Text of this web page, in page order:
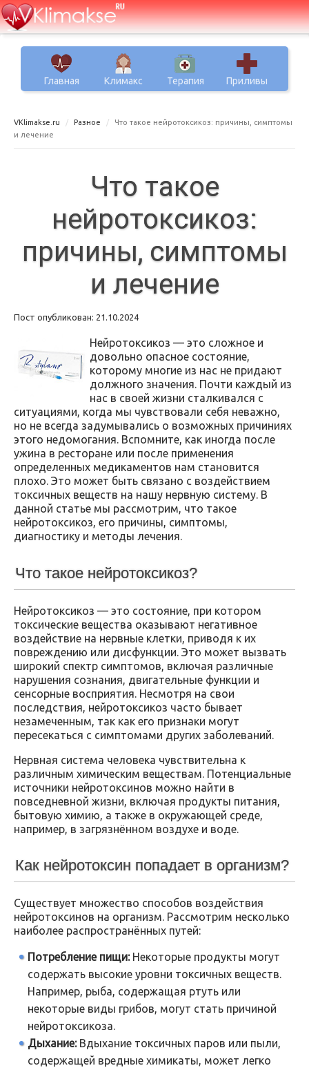
Главная Климакс Терапия Приливы
VKlimakse.ru Разное
Что такое нейротоксикоз: причины, симптомы
и лечение
Что такое
нейротоксикоз:
причины, симптомы
и лечение
Пост опубликован: 21.10.2024
Нейротоксикоз — это сложное и
довольно опасное состояние,
которому многие из нас не придают
должного значения. Почти каждый из
нас в своей жизни сталкивался с
ситуациями, когда мы чувствовали себя неважно,
но не всегда задумывались о возможных причиниях
этого недомогания. Вспомните, как иногда после
ужина в ресторане или после применения
определенных медикаментов нам становится
плохо. Это может быть связано с воздействием
токсичных веществ на нашу нервную систему. В
данной статье мы рассмотрим, что такое
нейротоксикоз, его причины, симптомы,
диагностику и методы лечения.
Что такое нейротоксикоз?
Нейротоксикоз — это состояние, при котором
токсические вещества оказывают негативное
воздействие на нервные клетки, приводя к их
повреждению или дисфункции. Это может вызвать
широкий спектр симптомов, включая различные
нарушения сознания, двигательные функции и
сенсорные восприятия. Несмотря на свои
последствия, нейротоксикоз часто бывает
незамеченным, так как его признаки могут
пересекаться с симптомами других заболеваний.
Нервная система человека чувствительна к
различным химическим веществам. Потенциальные
источники нейротоксинов можно найти в
повседневной жизни, включая продукты питания,
бытовую химию, а также в окружающей среде,
например, в загрязнённом воздухе и воде.
Как нейротоксин попадает в организм?
Существует множество способов воздействия
нейротоксинов на организм. Рассмотрим несколько
наиболее распространённых путей:
Потребление пищи:Некоторые продукты могут
содержать высокие уровни токсичных веществ.
Например, рыба, содержащая ртуть или
некоторые виды грибов, могут стать причиной
нейротоксикоза.
Дыхание:Вдыхание токсичных паров или пыли,
содержащей вредные химикаты, может легко